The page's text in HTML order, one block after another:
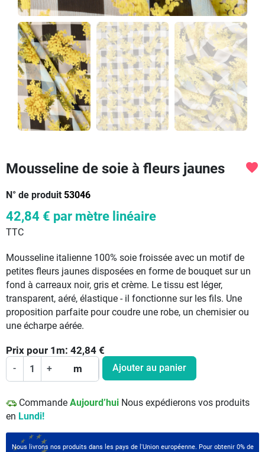
Mousseline de soie à fleurs jaunes
N° de produit 53046
favorite
42,84 € par mètre linéaire
TTC
Mousseline italienne 100% soie froissée avec un motif de
petites fleurs jaunes disposées en forme de bouquet sur un
fond à carreaux noir, gris et crème. Le tissu est léger,
transparent, aéré, élastique - il fonctionne sur les fils. Une
proposition parfaite pour coudre une robe, un chemisier ou
une écharpe aérée.
Prix pour 1 m: 42,84 €
- + m Ajouter au panier
Commande Aujourd’hui Nous expédierons vos produits
en Lundi!
Nous livrons nos produits dans les pays de l'Union européenne. Pour obtenir 0% de